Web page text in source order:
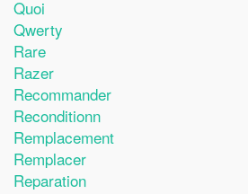
Quoi
Qwerty
Rare
Razer
Recommander
Reconditionn
Remplacement
Remplacer
Reparation